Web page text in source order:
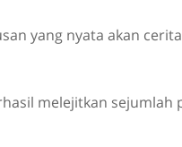
yang nyata akan
melejitkan sejumlah